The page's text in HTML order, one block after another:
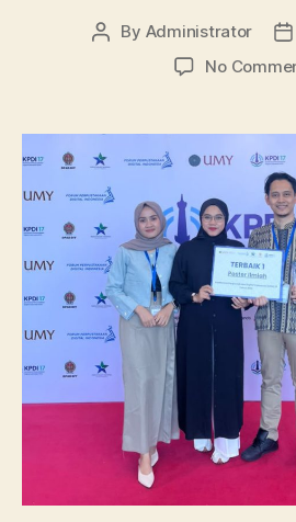
Post
By Administrator
No